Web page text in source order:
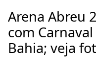
Arena Abreu
com
Bahia; veja